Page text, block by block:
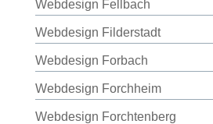
Webdesign Fellbach
Webdesign Filderstadt
Webdesign Forbach
Webdesign Forchheim
Webdesign Forchtenberg